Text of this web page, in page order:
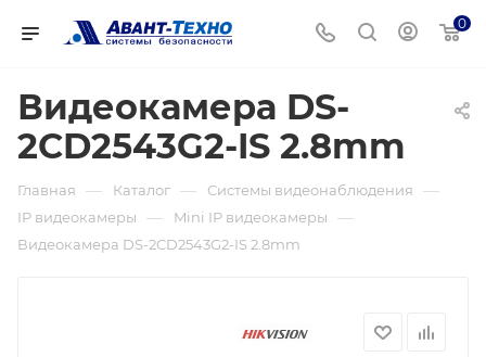
0
Видеокамера DS-
2CD2543G2-IS 2.8mm
Главная — Каталог — Системы видеонаблюдения —
IP видеокамеры — Mini IP видеокамеры —
Видеокамера DS-2CD2543G2-IS 2.8mm